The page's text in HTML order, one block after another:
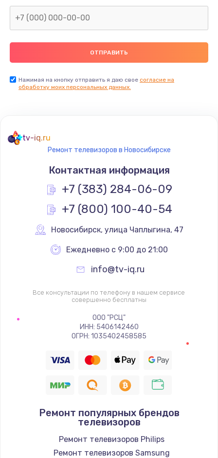
400 руб.
Не реагирует на кнопки
Не сопряжается с устройством
Помехи и искажение звука
Заказать
1400 руб.
Заказать
Восстановление цепи питания, пайка
880 руб.
390 руб.
Замена Bluetooth/Wi-Fi модуля
800 руб.
Нажимая на кнопку отправить я даю свое согласие на
обработку моих персональных данных.
tv-iq.ru
Ремонт телевизоров в Новосибирске
Контактная информация
+7 (383) 284-06-09
+7 (800) 100-40-54
Новосибирск, улица Чаплыгина, 47
Ежедневно с 9:00 до 21:00
info@tv-iq.ru
Все консультации по телефону в нашем сервисе
совершенно бесплатны
ООО "РСЦ"
ИНН: 5406142460
ОГРН: 1035402458585
Ремонт популярных брендов
телевизоров
Ремонт телевизоров Philips
Ремонт телевизоров Samsung